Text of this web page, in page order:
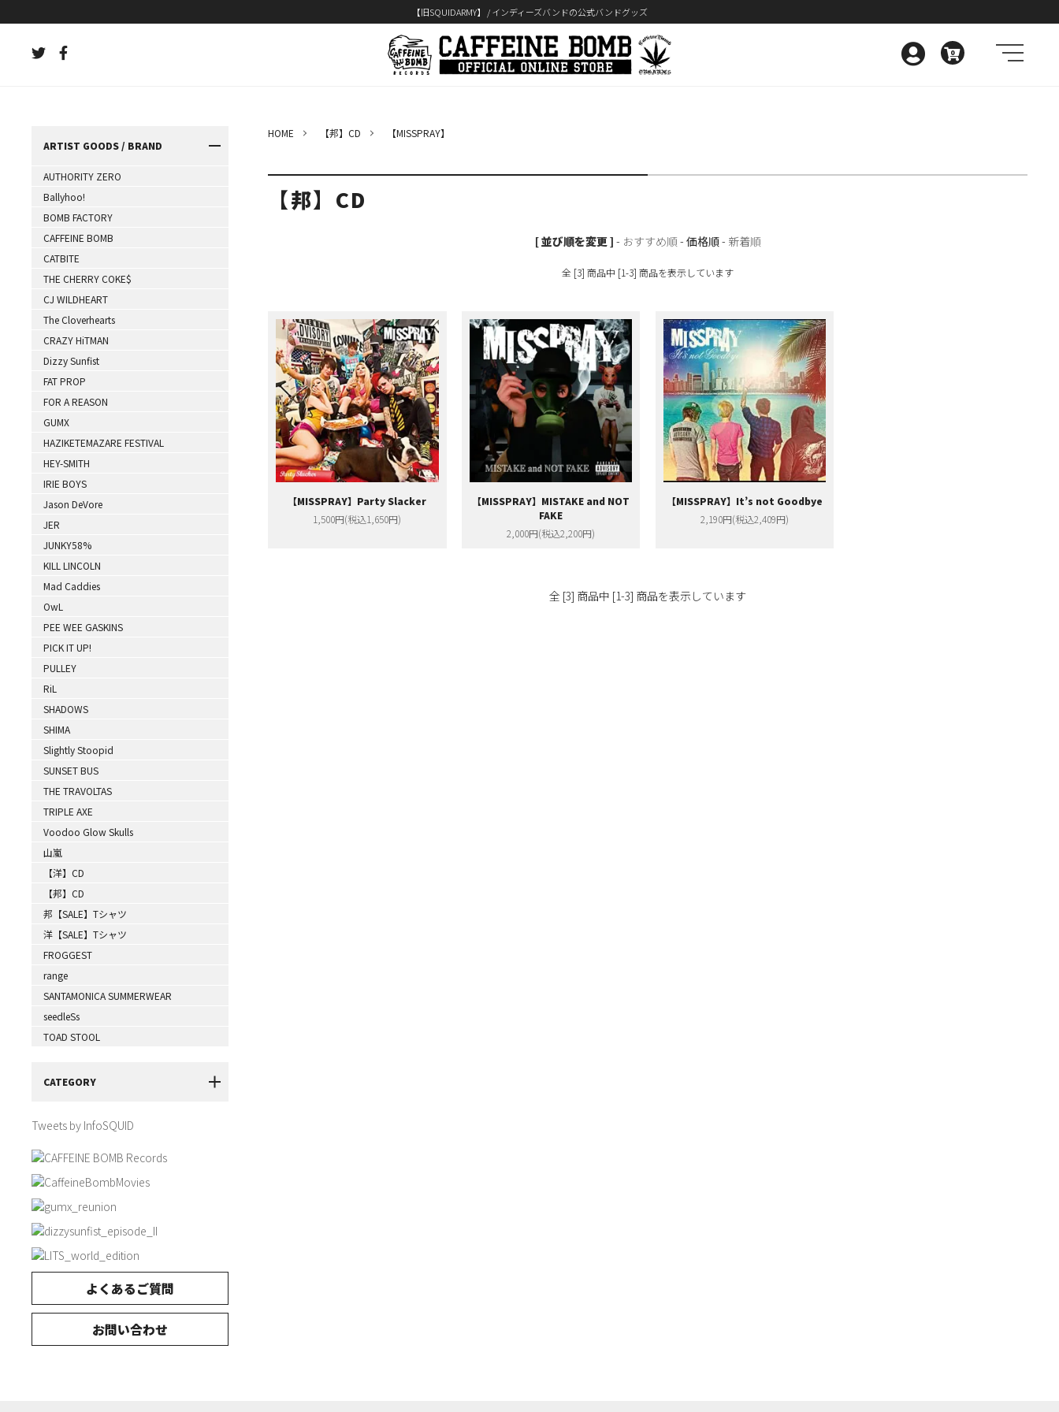
【旧SQUIDARMY】 / インディーズバンドの公式バンドグッズ
0
HOME 【邦】CD 【MISSPRAY】
【邦】CD
[ 並び順を変更 ] - おすすめ順 - 価格順- 新着順
全 [3] 商品中 [1-3] 商品を表示しています
【MISSPRAY】Party Slacker
1,500円(税込1,650円)
【MISSPRAY】MISTAKE and NOT
FAKE
2,000円(税込2,200円)
【MISSPRAY】It’s not Goodbye
2,190円(税込2,409円)
全 [3] 商品中 [1-3] 商品を表示しています
ARTIST GOODS / BRAND
AUTHORITY ZERO
Ballyhoo!
BOMB FACTORY
CAFFEINE BOMB
CATBITE
THE CHERRY COKE$
CJ WILDHEART
The Cloverhearts
CRAZY HiTMAN
Dizzy Sunfist
FAT PROP
FOR A REASON
GUMX
HAZIKETEMAZARE FESTIVAL
HEY-SMITH
IRIE BOYS
Jason DeVore
JER
JUNKY58%
KILL LINCOLN
Mad Caddies
OwL
PEE WEE GASKINS
PICK IT UP!
PULLEY
RiL
SHADOWS
SHIMA
Slightly Stoopid
SUNSET BUS
THE TRAVOLTAS
TRIPLE AXE
Voodoo Glow Skulls
山嵐
【洋】CD
【邦】CD
邦【SALE】Tシャツ
洋【SALE】Tシャツ
FROGGEST
range
SANTAMONICA SUMMERWEAR
seedleSs
TOAD STOOL
CATEGORY
Tweets by InfoSQUID
よくあるご質問
お問い合わせ